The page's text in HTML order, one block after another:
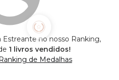
Estreante no nosso Ranking,
1 livros vendidos!
de Medalhas